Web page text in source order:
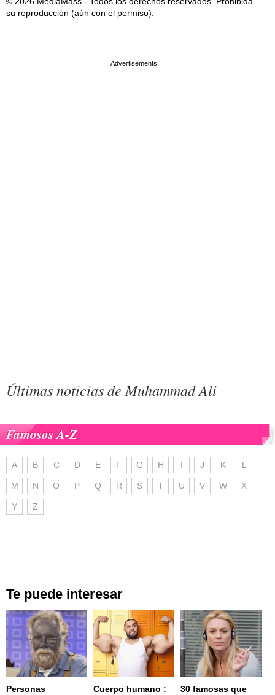
su reproducción (aún con el permiso).
Últimas noticias de Muhammad Ali
Famosos A-Z
A B C D E F G H I J K L
M N O P Q R S T U V W X
Y Z
Te puede interesar
Personas
Cuerpo humano :
30 famosas que